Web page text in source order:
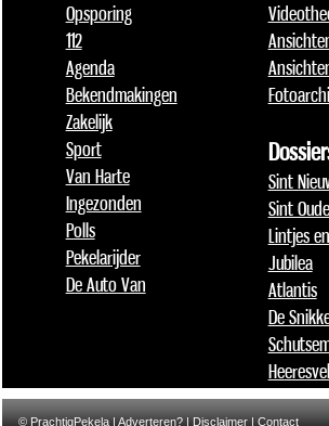
Opsporing
112
Agenda
Bekendmakingen
Zakelijk
Sport
Van Harte
Ingezonden
Polls
Pekelarijder
De Auto Van
Sint
Sint
Lintjes
Jubilea
Atlantis
De
© PrachtigPekela |Adverteren?|Disclaimer|Contact